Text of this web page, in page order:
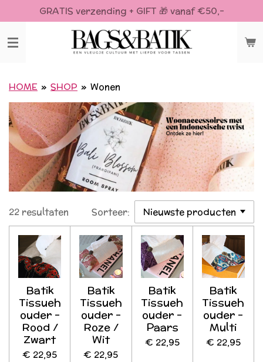
direct
naar
de
GRATIS verzending + GIFT 🎁 vanaf €50,-
HOME » SHOP » Wonen
22 resultaten Sorteer:
Batik
Tissueh
ouder -
Rood /
Zwart
€ 22,95
Batik
Tissueh
ouder -
Roze /
Wit
€ 22,95
Batik
Tissueh
ouder -
Paars
€ 22,95
Batik
Tissueh
ouder -
Multi
€ 22,95